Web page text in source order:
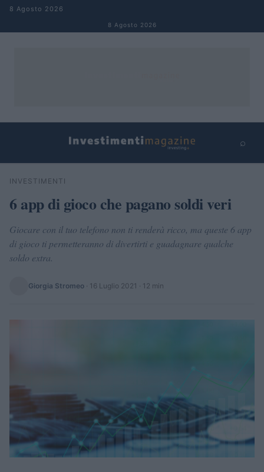
Salta al contenuto
8 Agosto 2026
8 Agosto 2026
⌕
Cerca
INVESTIMENTI
6 app di gioco che pagano soldi veri
Giocare con il tuo telefono non ti renderà ricco, ma queste 6 app
di gioco ti permetteranno di divertirti e guadagnare qualche
soldo extra.
Giorgia Stromeo · 16 Luglio 2021 · 12 min